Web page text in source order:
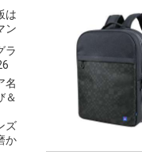
は
ン
ラ
名
＆
ズ
か